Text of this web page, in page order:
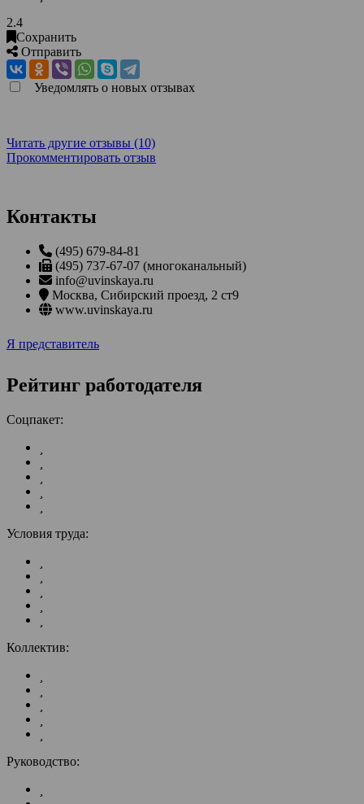
2.4
Сохранить
Отправить
Уведомлять о новых отзывах
Читать другие отзывы (10)
Прокомментировать отзыв
Контакты
(495) 679-84-81
(495) 737-67-07 (многоканальный)
info@uvinskaya.ru
Москва, Сибирский проезд, 2 ст9
www.uvinskaya.ru
Я представитель
Рейтинг работодателя
Соцпакет:
Условия труда:
Коллектив:
Руководство: